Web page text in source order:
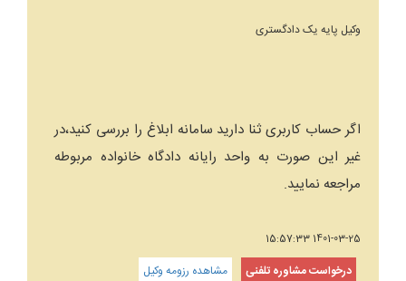
وکیل پایه یک دادگستری
اگر حساب کاربری ثنا دارید سامانه ابلاغ را بررسی کنید،در
غیر این صورت به واحد رایانه دادگاه خانواده مربوطه
مراجعه نمایید.
1401-03-25 15:57:33
درخواست مشاوره تلفنی
مشاهده رزومه وکیل